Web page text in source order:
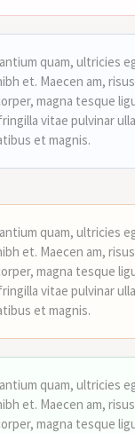
quam, ultricies
et. Maecen am,
magna tesque
vitae pulvinar
et magnis.
quam, ultricies
et. Maecen am,
magna tesque
vitae pulvinar
et magnis.
quam, ultricies
et. Maecen am,
magna tesque